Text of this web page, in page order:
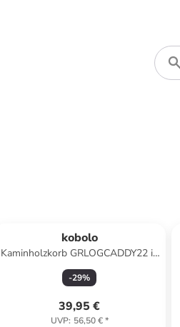
kobolo
Kaminholzkorb GRLOGCADDY22 in
Schwarz
-29%
39,95 €
UVP: 56,50 €*